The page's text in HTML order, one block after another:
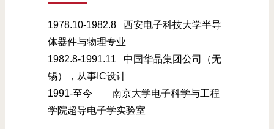
1978.10-1982.8 西安电子科技大学半导
体器件与物理专业
1982.8-1991.11 中国华晶集团公司（无
锡），从事IC设计
1991-至今 南京大学电子科学与工程
学院超导电子学实验室